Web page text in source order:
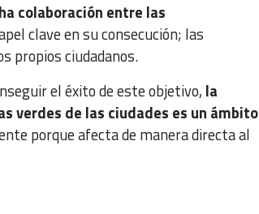
colaboración entre las
clave en su consecución; las
propios ciudadanos.
el éxito de este objetivo, la
verdes de las ciudades es un ámbito
porque afecta de manera directa al